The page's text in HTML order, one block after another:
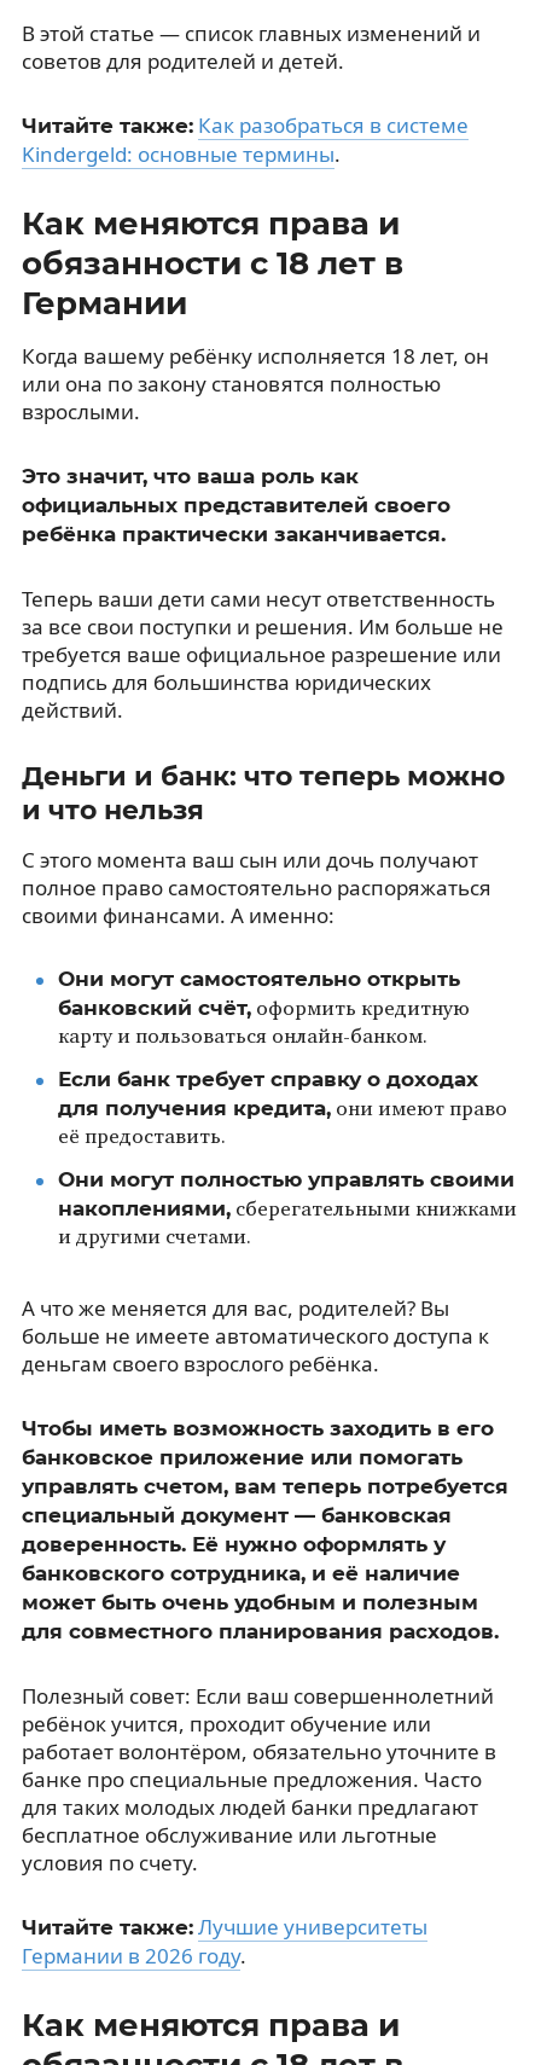
В этой статье — список главных изменений и
советов для родителей и детей.
Читайте также: Как разобраться в системе
Kindergeld: основные термины.
Как меняются права и
обязанности с 18 лет в
Германии
Когда вашему ребёнку исполняется 18 лет, он
или она по закону становятся полностью
взрослыми.
Это значит, что ваша роль как
официальных представителей своего
ребёнка практически заканчивается.
Теперь ваши дети сами несут ответственность
за все свои поступки и решения. Им больше не
требуется ваше официальное разрешение или
подпись для большинства юридических
действий.
Деньги и банк: что теперь можно
и что нельзя
С этого момента ваш сын или дочь получают
полное право самостоятельно распоряжаться
своими финансами. А именно:
Они могут самостоятельно открыть
банковский счёт,оформить кредитную
карту и пользоваться онлайн-банком.
Если банк требует справку о доходах
для получения кредита,они имеют право
её предоставить.
Они могут полностью управлять своими
накоплениями,сберегательными книжками
и другими счетами.
А что же меняется для вас, родителей? Вы
больше не имеете автоматического доступа к
деньгам своего взрослого ребёнка.
Чтобы иметь возможность заходить в его
банковское приложение или помогать
управлять счетом, вам теперь потребуется
специальный документ — банковская
доверенность. Её нужно оформлять у
банковского сотрудника, и её наличие
может быть очень удобным и полезным
для совместного планирования расходов.
Полезный совет: Если ваш совершеннолетний
ребёнок учится, проходит обучение или
работает волонтёром, обязательно уточните в
банке про специальные предложения. Часто
для таких молодых людей банки предлагают
бесплатное обслуживание или льготные
условия по счету.
Читайте также: Лучшие университеты
Германии в 2026 году.
Как меняются права и